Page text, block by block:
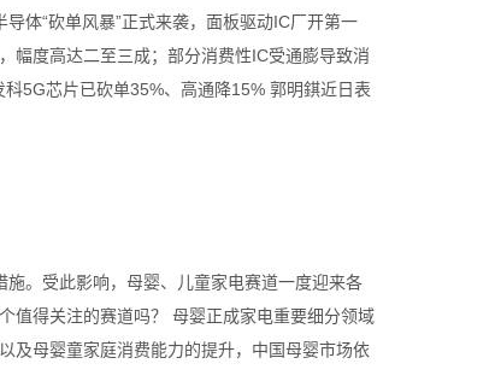
体“砍单风暴”正式来袭，面板驱动IC厂开第一
幅度高达二至三成；部分消费性IC受通膨导致消
5G芯片已砍单35%、高通降15% 郭明錤近日表
。受此影响，母婴、儿童家电赛道一度迎来各
值得关注的赛道吗？ 母婴正成家电重要细分领域
及母婴童家庭消费能力的提升，中国母婴市场依